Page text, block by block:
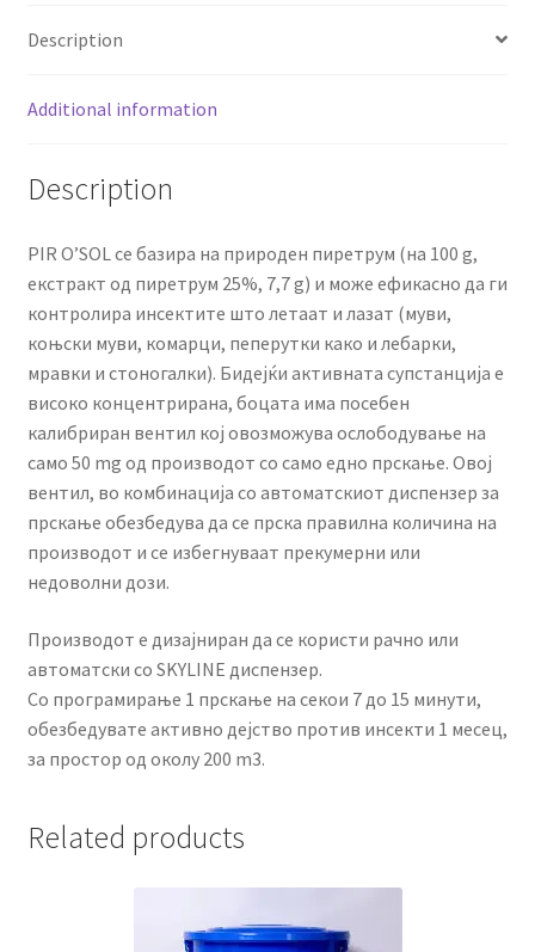
Description
Additional information
Description
PIR O’SOL се базира на природен пиретрум (на 100 g,
екстракт од пиретрум 25%, 7,7 g) и може ефикасно да ги
контролира инсектите што летаат и лазат (муви,
коњски муви, комарци, пеперутки како и лебарки,
мравки и стоногалки). Бидејќи активната супстанција е
високо концентрирана, боцата има посебен
калибриран вентил кој овозможува ослободување на
само 50 mg од производот со само едно прскање. Овој
вентил, во комбинација со автоматскиот диспензер за
прскање обезбедува да се прска правилна количина на
производот и се избегнуваат прекумерни или
недоволни дози.
Производот е дизајниран да се користи рачно или
автоматски со SKYLINE диспензер.
Со програмирање 1 прскање на секои 7 до 15 минути,
обезбедувате активно дејство против инсекти 1 месец,
за простор од околу 200 m3.
Related products